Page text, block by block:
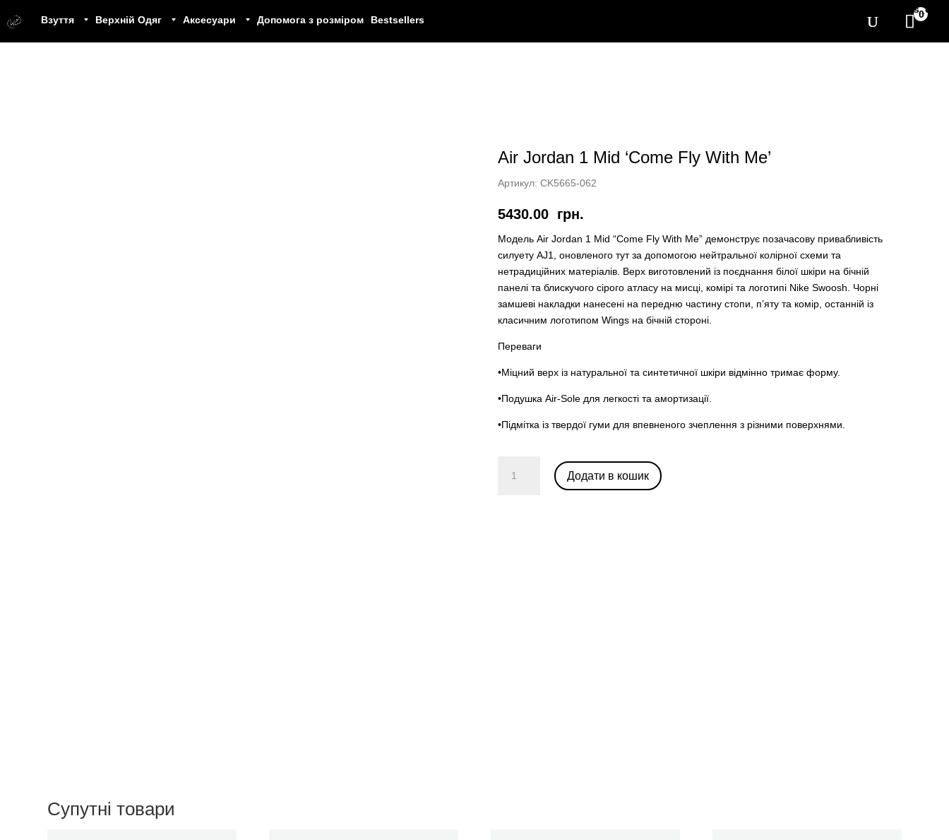
Взуття Верхній Одяг Аксесуари Допомога з розміром Bestsellers 0
Air Jordan 1 Mid ‘Come Fly With Me’
Артикул:CK5665-062
5430.00 грн.
Модель Air Jordan 1 Mid “Come Fly With Me” демонструє позачасову привабливість
силуету AJ1, оновленого тут за допомогою нейтральної колірної схеми та
нетрадиційних матеріалів. Верх виготовлений із поєднання білої шкіри на бічній
панелі та блискучого сірого атласу на мисці, комірі та логотипі Nike Swoosh. Чорні
замшеві накладки нанесені на передню частину стопи, п’яту та комір, останній із
класичним логотипом Wings на бічній стороні.
Переваги
•Міцний верх із натуральної та синтетичної шкіри відмінно тримає форму.
•Подушка Air-Sole для легкості та амортизації.
•Підмітка із твердої гуми для впевненого зчеплення з різними поверхнями.
Jordan
Додати в кошик
Супутні товари